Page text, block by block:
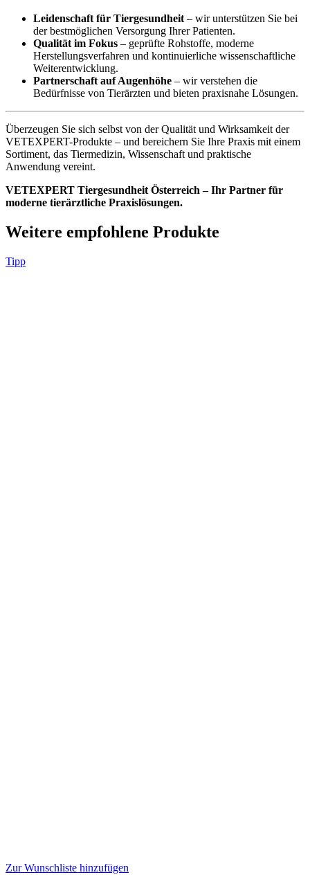
Leidenschaft für Tiergesundheit– wir unterstützen Sie bei
der bestmöglichen Versorgung Ihrer Patienten.
Qualität im Fokus – geprüfte Rohstoffe, moderne
Herstellungsverfahren und kontinuierliche wissenschaftliche
Weiterentwicklung.
Partnerschaft auf Augenhöhe – wir verstehen die
Bedürfnisse von Tierärzten und bieten praxisnahe Lösungen.
Überzeugen Sie sich selbst von der Qualität und Wirksamkeit der
VETEXPERT-Produkte – und bereichern Sie Ihre Praxis mit einem
Sortiment, das Tiermedizin, Wissenschaft und praktische
Anwendung vereint.
VETEXPERT Tiergesundheit Österreich – Ihr Partner für
moderne tierärztliche Praxislösungen.
Weitere empfohlene Produkte
Tipp
Zur Wunschliste hinzufügen